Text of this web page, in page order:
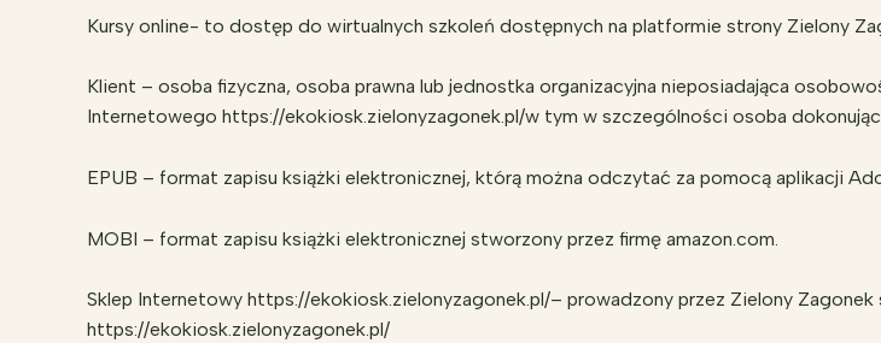
Kursy online- to dostęp do wirtualnych szkoleń dostępnych na platformie strony Zielony
Klient – osoba fizyczna, osoba prawna lub jednostka organizacyjna nieposiadająca
Internetowego https://ekokiosk.zielonyzagonek.pl/w tym w szczególności osoba
EPUB – format zapisu książki elektronicznej, którą można odczytać za pomocą aplikacji
MOBI – format zapisu książki elektronicznej stworzony przez firmę amazon.com.
Sklep Internetowy https://ekokiosk.zielonyzagonek.pl/– prowadzony przez Zielony
https://ekokiosk.zielonyzagonek.pl/